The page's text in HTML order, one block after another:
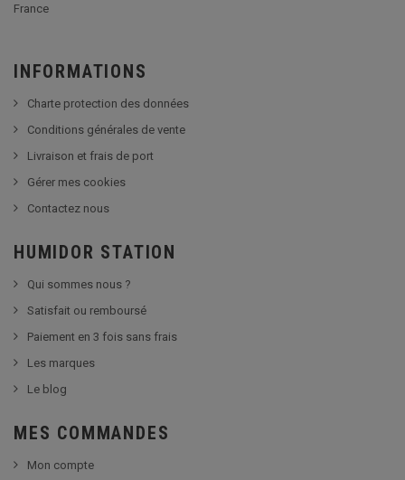
France
INFORMATIONS
Charte protection des données
Conditions générales de vente
Livraison et frais de port
Gérer mes cookies
Contactez nous
HUMIDOR STATION
Qui sommes nous ?
Satisfait ou remboursé
Paiement en 3 fois sans frais
Les marques
Le blog
MES COMMANDES
Mon compte